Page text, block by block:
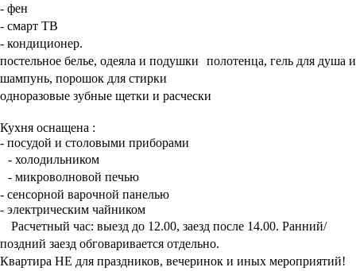
- фен
- смарт ТВ
- кондиционер.
постельное белье, одеяла и подушки полотенца, гель для душа и
шампунь, порошок для стирки
одноразовые зубные щетки и расчески
Кухня оснащена :
- посудой и столовыми приборами
- холодильником
- микроволновой печью
- сенсорной варочной панелью
- электрическим чайником
Расчетный час: выезд до 12.00, заезд после 14.00. Ранний/
поздний заезд обговаривается отдельно.
Квартира НЕ для праздников, вечеринок и иных мероприятий!